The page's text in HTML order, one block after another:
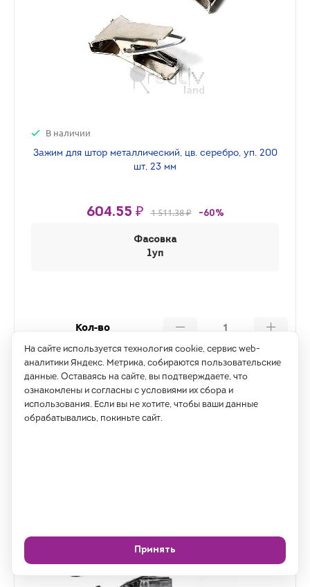
В наличии
Зажим для штор металлический, цв. серебро, уп. 200
шт, 23 мм
604.55 ₽ 1 511.38 ₽ -60%
Фасовка
1уп
Кол-во
Купить
На сайте используется технология cookie, сервис web-
аналитики Яндекс. Метрика, собираются пользовательские
данные. Оставаясь на сайте, вы подтверждаете, что
ознакомлены и согласны с условиями их сбора и
использования. Если вы не хотите, чтобы ваши данные
обрабатывались, покиньте сайт.
Принять